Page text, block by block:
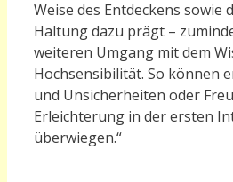
Weise des Entdeckens sowie
Haltung dazu prägt –
weiteren Umgang mit dem
Hochsensibilität. So können
und Unsicherheiten oder
Erleichterung in der ersten
überwiegen.“